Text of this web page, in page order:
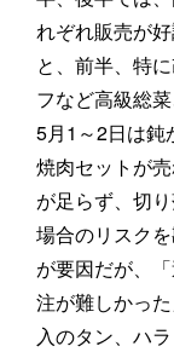
れぞれ販売が
と、前半、特
フなど高級総
5月1～2日は鈍
焼肉セットが
が足らず、切
場合のリスク
が要因だが、
注が難しかっ
入のタン、ハ